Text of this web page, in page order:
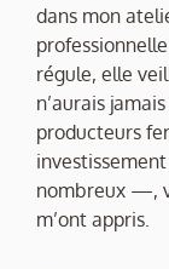
dans mon
régule, elle
n’aurais
producteurs
nombreux —,
m’ont appris.